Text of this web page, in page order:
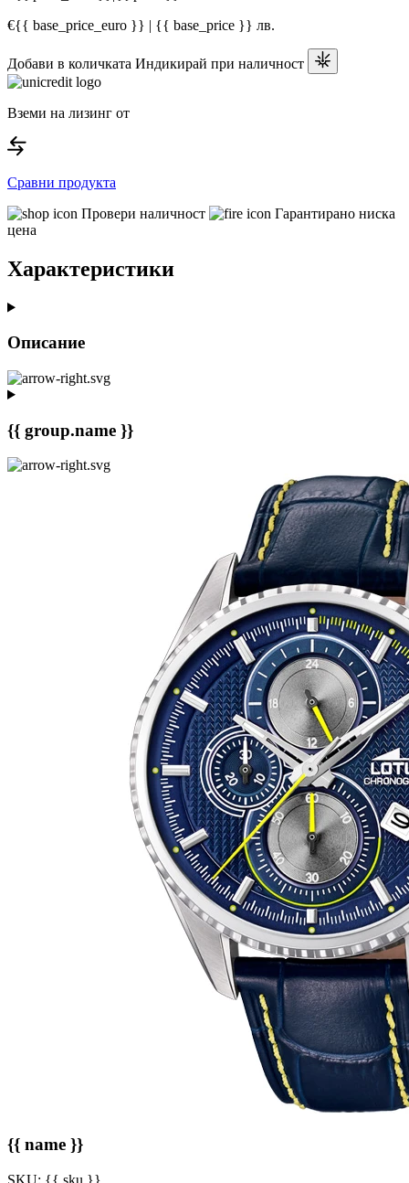
€{{ base_price_euro }} | {{ base_price }} лв.
Добави в количката Индикирай при наличност
Вземи на лизинг от
Сравни продукта
Провери наличност
Гарантирано ниска
цена
Характеристики
Описание
{{ group.name }}
{{ name }}
SKU: {{ sku }}